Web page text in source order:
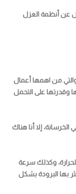
عن أنظمة العزل
والتي من اهمها أعمال
وقدرتها على التحمل
إلا أنا هناك
وكذلك سرعة
بها البرودة بشكل